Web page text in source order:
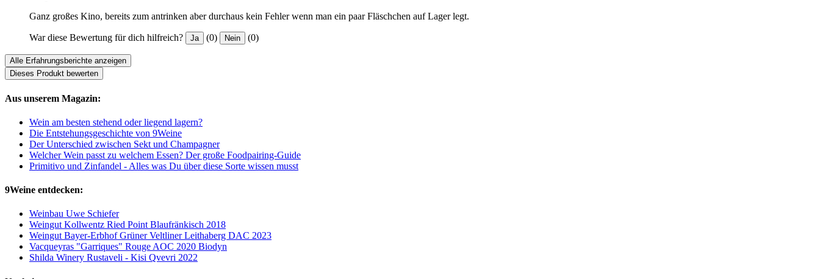
Ganz großes Kino, bereits zum antrinken aber durchaus kein Fehler wenn man ein paar Fläschchen auf Lager legt.
War diese Bewertung für dich hilfreich? Ja (0) Nein (0)
Alle Erfahrungsberichte anzeigen
Dieses Produkt bewerten
Aus unserem Magazin:
Wein am besten stehend oder liegend lagern?
Die Entstehungsgeschichte von 9Weine
Der Unterschied zwischen Sekt und Champagner
Welcher Wein passt zu welchem Essen? Der große Foodpairing-Guide
Primitivo und Zinfandel - Alles was Du über diese Sorte wissen musst
9Weine entdecken:
Weinbau Uwe Schiefer
Weingut Kollwentz Ried Point Blaufränkisch 2018
Weingut Bayer-Erbhof Grüner Veltliner Leithaberg DAC 2023
Vacqueyras "Garriques" Rouge AOC 2020 Biodyn
Shilda Winery Rustaveli - Kisi Qvevri 2022